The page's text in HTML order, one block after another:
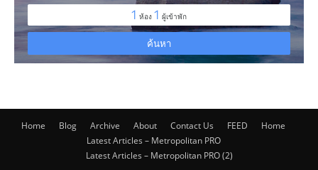
Home Blog Archive About Contact Us FEED
Home
Latest Articles – Metropolitan PRO
Latest Articles – Metropolitan PRO (2)